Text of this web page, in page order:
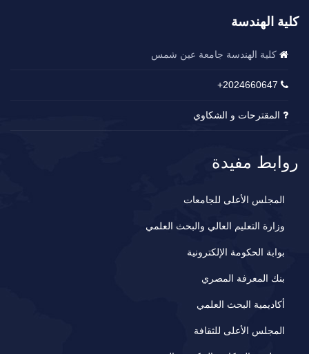
كلية الهندسة
كلية الهندسة جامعة عين شمس
2024660647+
المقترحات و الشكاوي
روابط مفيدة
المجلس الأعلى للجامعات
وزارة التعليم العالي والبحث العلمي
بوابة الحكومة الإلكترونية
بنك المعرفة المصري
أكاديمية البحث العلمي
المجلس الأعلى للثقافة